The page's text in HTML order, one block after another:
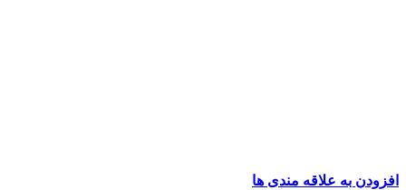
افزودن به علاقه مندی ها